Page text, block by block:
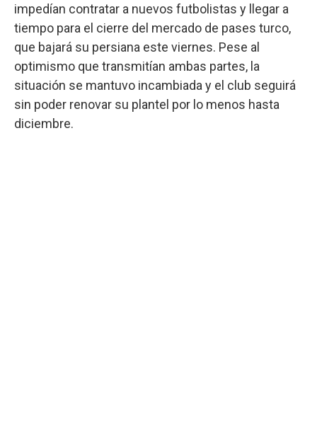
impedían contratar a nuevos futbolistas y llegar a
tiempo para el cierre del mercado de pases turco,
que bajará su persiana este viernes. Pese al
optimismo que transmitían ambas partes, la
situación se mantuvo incambiada y el club seguirá
sin poder renovar su plantel por lo menos hasta
diciembre.